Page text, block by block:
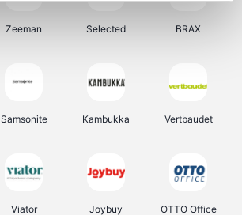
Zeeman Selected BRAX
Samsonite Kambukka Vertbaudet
Viator Joybuy OTTO Office